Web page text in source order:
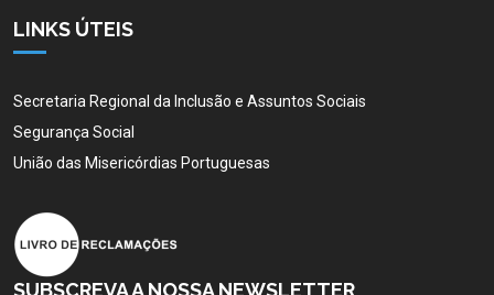
LINKS ÚTEIS
Secretaria Regional da Inclusão e Assuntos Sociais
Segurança Social
União das Misericórdias Portuguesas
SUBSCREVA A NOSSA NEWSLETTER